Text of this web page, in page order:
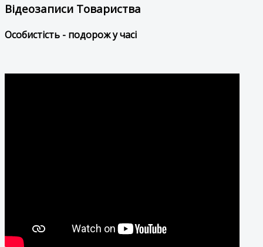
Відеозаписи Товариства
Особистість - подорож у часі